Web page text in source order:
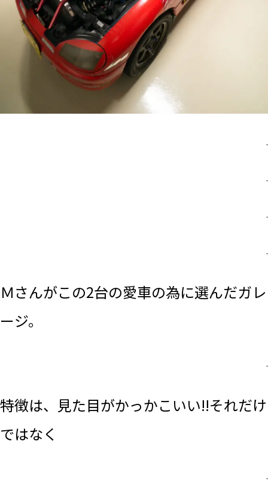
.
.
.
.
Ｍさんがこの2台の愛車の為に選んだガレ
ージ。
.
特徴は、見た目がかっかこいい!!それだけ
ではなく
.